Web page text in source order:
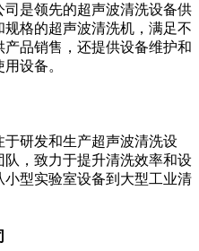
是领先的超声波清洗设备供
格的超声波清洗机，满足不
品销售，还提供设备维护和
设备。
研发和生产超声波清洗设
，致力于提升清洗效率和设
型实验室设备到大型工业清